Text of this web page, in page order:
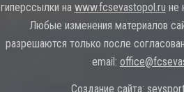
гиперссылки на www.fcsevastopol.ru не
Любые изменения материалов
разрешаются только после
email:
Создание сайта: